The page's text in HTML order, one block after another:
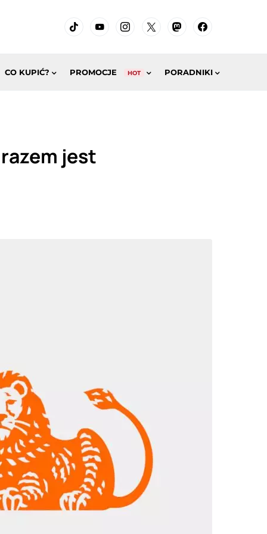
CO KUPIĆ? PROMOCJE HOT PORADNIKI
jest